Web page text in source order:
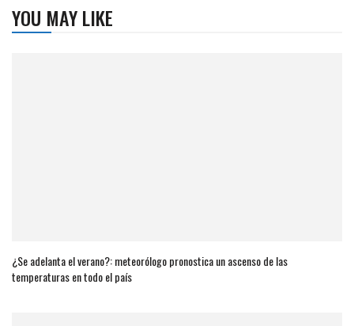
YOU MAY LIKE
¿Se adelanta el verano?: meteorólogo pronostica un ascenso de las
temperaturas en todo el país